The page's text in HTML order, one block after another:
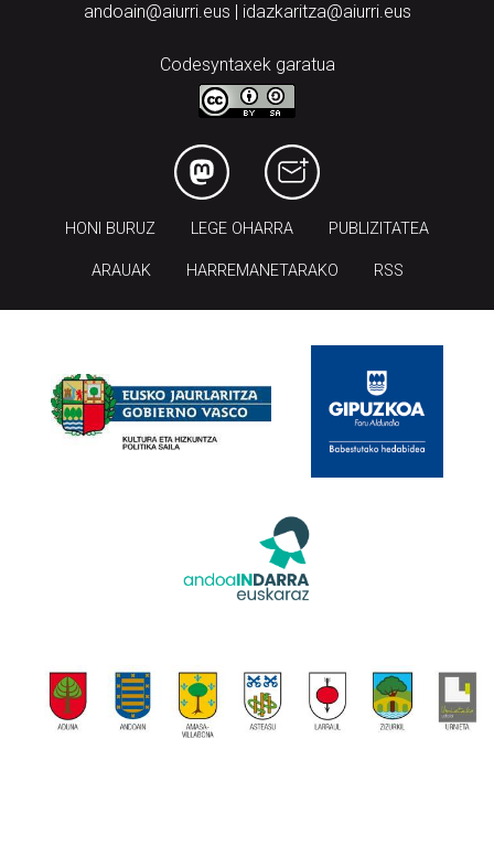
andoain@aiurri.eus | idazkaritza@aiurri.eus
Codesyntaxek garatua
HONI BURUZ LEGE OHARRA PUBLIZITATEA
ARAUAK HARREMANETARAKO RSS